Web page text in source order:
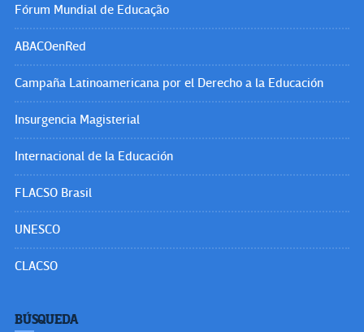
Fórum Mundial de Educação
ABACOenRed
Campaña Latinoamericana por el Derecho a la Educación
Insurgencia Magisterial
Internacional de la Educación
FLACSO Brasil
UNESCO
CLACSO
BÚSQUEDA